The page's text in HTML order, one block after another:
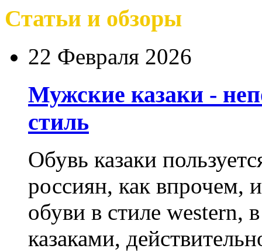
Статьи и обзоры
22 Февраля 2026
Мужские казаки -
стиль
Обувь казаки
россиян, как впрочем,
обуви в стиле western,
казаками,